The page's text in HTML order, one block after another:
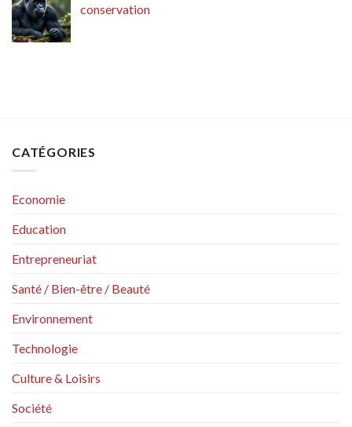
conservation
CATÉGORIES
Economie
Education
Entrepreneuriat
Santé / Bien-être / Beauté
Environnement
Technologie
Culture & Loisirs
Société